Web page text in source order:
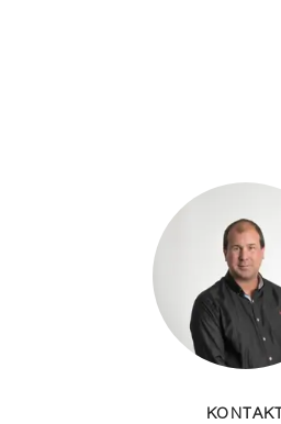
KONTAKT